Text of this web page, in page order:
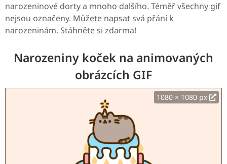
narozeninové dorty a mnoho dalšího. Téměř všechny gif
nejsou označeny. Můžete napsat svá přání k
narozeninám. Stáhněte si zdarma!
Narozeniny koček na animovaných
obrázcích GIF
1080 × 1080 px